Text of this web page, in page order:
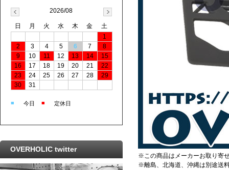
※この商品はメーカーお取り寄
※離島、北海道、沖縄は別途送
2026/08
日 月 火 水 木 金
土
1
2
3 4 5 6 7
8
9
10 11 12 13 14
15
16
17 18 19 20 21
22
23
24 25 26 27 28
29
30
31
■ 今日 ■ 定休日
OVERHOLIC twitter